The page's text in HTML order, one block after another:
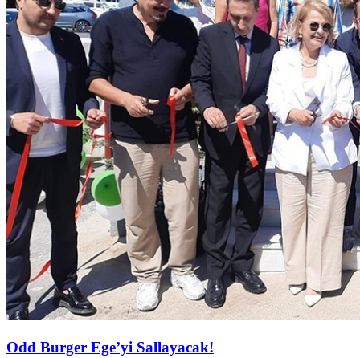
Odd Burger Ege’yi Sallayacak!